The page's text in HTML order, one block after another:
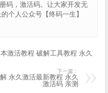
码，激活码。让大家开发无
个人公众号【终码一生】
激活教程 破解工具教程 永久
下一篇：
永久激活最新教程 永久
激活码 亲测